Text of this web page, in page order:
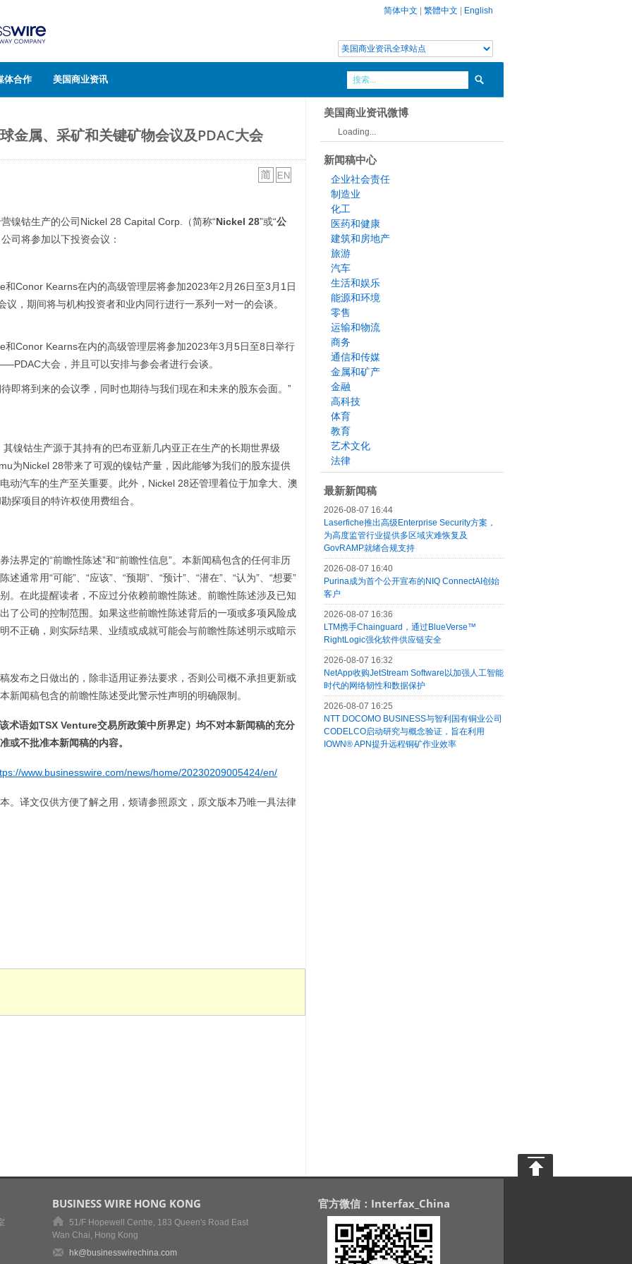
简体中文 繁體中文 English
体合作 美国商业资讯
金属、采矿和关键矿物会议及PDAC大会
镍钴生产的公司Nickel 28 Capital Corp.（简称“Nickel 28”或“公
司将参加以下投资会议：
Conor Kearns在内的高级管理层将参加2023年2月26日至3月1日
，期间将与机构投资者和业内同行进行一系列一对一的会谈。
Conor Kearns在内的高级管理层将参加2023年3月5日至8日举行
大会，并且可以安排与参会者进行会谈。
即将到来的会议季，同时也期待与我们现在和未来的股东会面。”
镍钴生产源于其持有的巴布亚新几内亚正在生产的长期世界级
为Nickel 28带来了可观的镍钴产量，因此能够为我们的股东提供
动汽车的生产至关重要。此外，Nickel 28还管理着位于加拿大、澳
探项目的特许权使用费组合。
法界定的“前瞻性陈述”和“前瞻性信息”。本新闻稿包含的任何非历
通常用“可能”、“应该”、“预期”、“预计”、“潜在”、“认为”、“想要”
。在此提醒读者，不应过分依赖前瞻性陈述。前瞻性陈述涉及已知
了公司的控制范围。如果这些前瞻性陈述背后的一项或多项风险成
不正确，则实际结果、业绩或成就可能会与前瞻性陈述明示或暗示
发布之日做出的，除非适用证券法要求，否则公司概不承担更新或
新闻稿包含的前瞻性陈述受此警示性声明的明确限制。
术语如TSX Venture交易所政策中所界定）均不对本新闻稿的充分
或不批准本新闻稿的内容。
www.businesswire.com/news/home/20230209005424/en/
。译文仅供方便了解之用，烦请参照原文，原文版本乃唯一具法律
美国商业资讯微博
Loading...
新闻稿中心
企业社会责任
制造业
化工
医药和健康
建筑和房地产
旅游
汽车
生活和娱乐
能源和环境
零售
运输和物流
商务
通信和传媒
金属和矿产
金融
高科技
体育
教育
艺术文化
法律
最新新闻稿
2026-08-07 16:44
Laserfiche推出高级Enterprise Security方案，
为高度监管行业提供多区域灾难恢复及
GovRAMP就绪合规支持
2026-08-07 16:40
Purina成为首个公开宣布的NIQ ConnectAI创始
客户
2026-08-07 16:36
LTM携手Chainguard，通过BlueVerse™
RightLogic强化软件供应链安全
2026-08-07 16:32
NetApp收购JetStream Software以加强人工智能
时代的网络韧性和数据保护
2026-08-07 16:25
NTT DOCOMO BUSINESS与智利国有铜业公司
CODELCO启动研究与概念验证，旨在利用
IOWN® APN提升远程铜矿作业效率
BUSINESS WIRE HONG KONG
51/F Hopewell Centre, 183 Queen's Road East
Wan Chai, Hong Kong
hk@businesswirechina.com
官方微信：Interfax_China